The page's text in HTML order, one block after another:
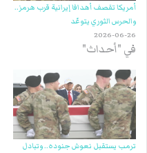
أمريكا تقصف أهدافا إيرانية قرب هرمز..
والحرس الثوري يتوعّد
2026-06-26
في "أحداث"
ترمب يستقبل نعوش جنوده.. وتبادل